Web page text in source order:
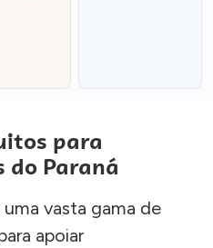
para
do Paraná
vasta gama de
apoiar